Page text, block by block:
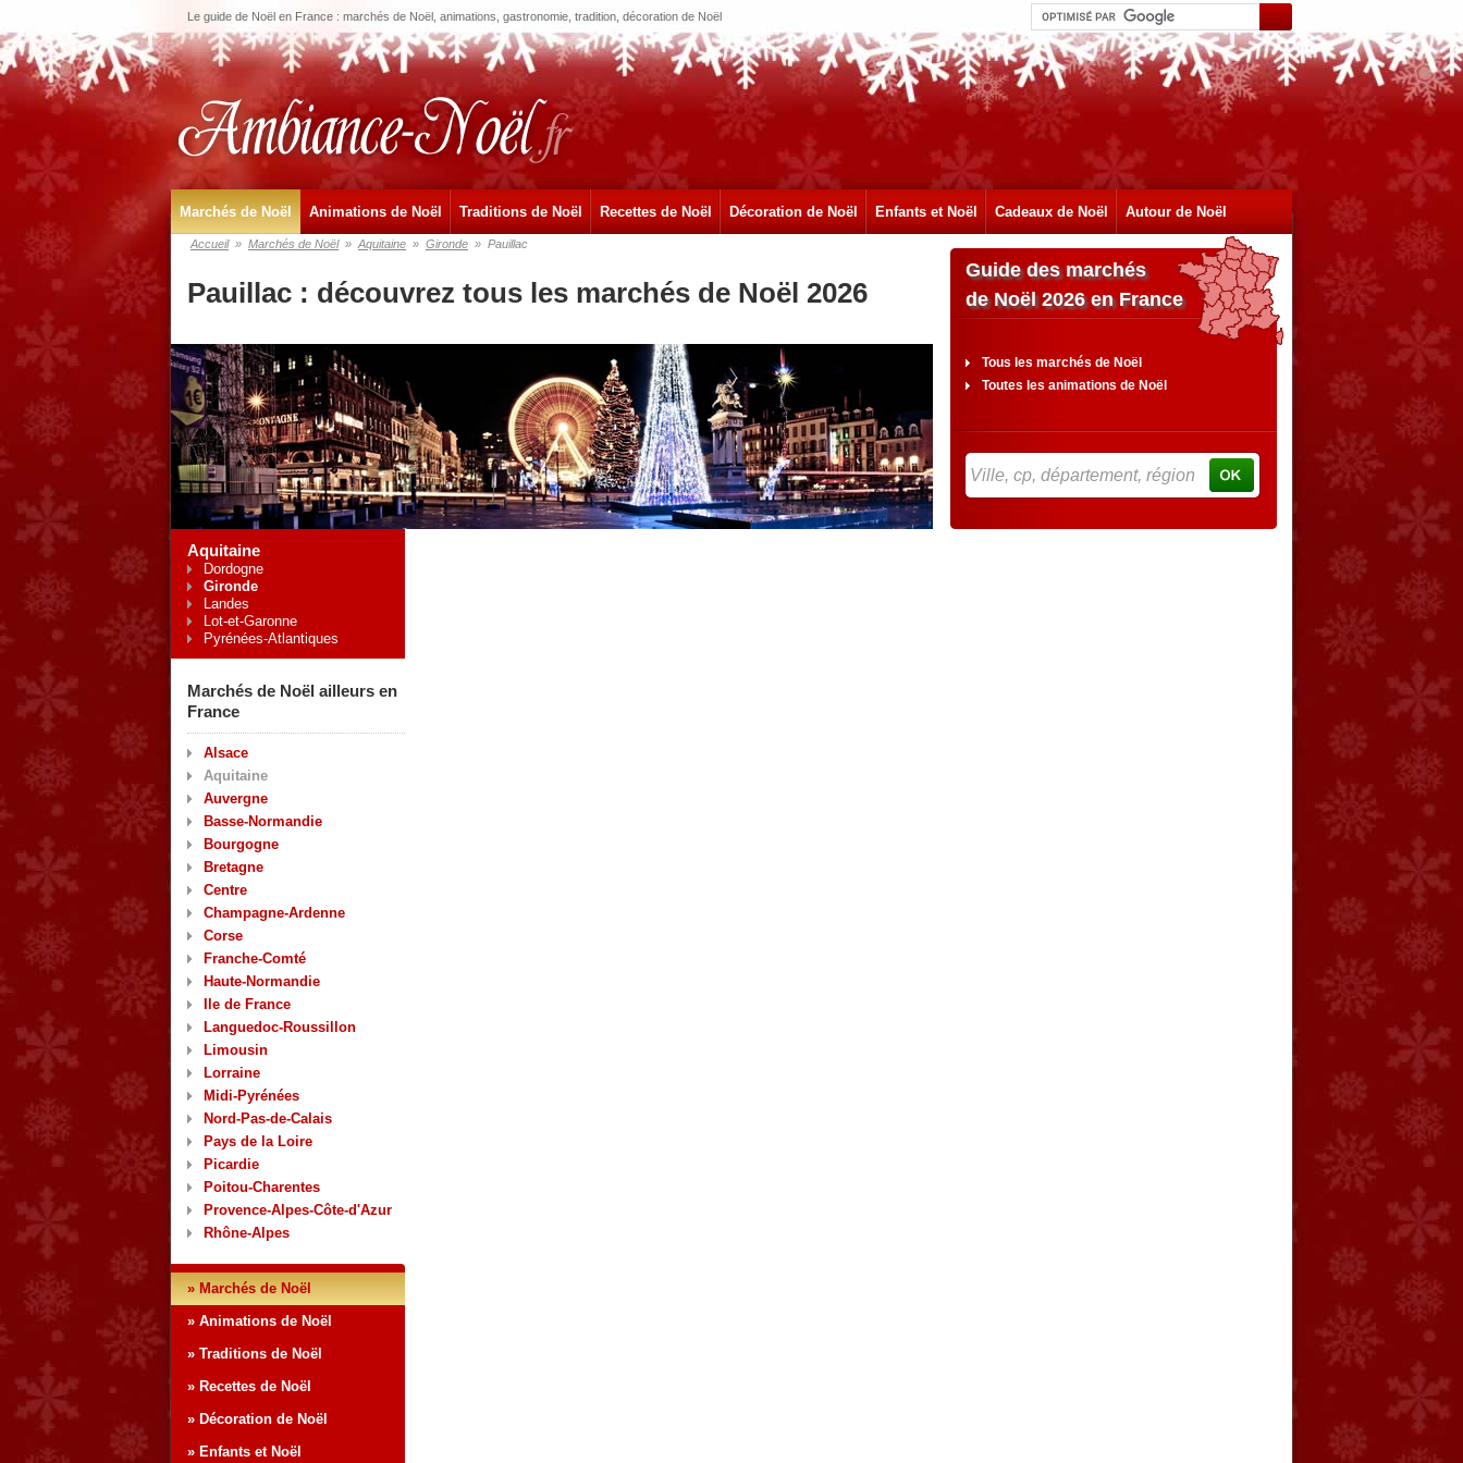
Le guide de Noël en France : marchés de Noël, animations, gastronomie, tradition, décoration de Noël
Marchés de Noël Animations de Noël Traditions de Noël Recettes de Noël Décoration de Noël Enfants et Noël Cadeaux de Noël Autour de Noël
Accueil » Marchés de Noël » Aquitaine » Gironde » Pauillac
Pauillac : découvrez tous les marchés de Noël 2026
Aquitaine
Dordogne
Gironde
Landes
Lot-et-Garonne
Pyrénées-Atlantiques
Marchés de Noël ailleurs en
France
Alsace
Aquitaine
Auvergne
Basse-Normandie
Bourgogne
Bretagne
Centre
Champagne-Ardenne
Corse
Franche-Comté
Haute-Normandie
Ile de France
Languedoc-Roussillon
Limousin
Lorraine
Midi-Pyrénées
Nord-Pas-de-Calais
Pays de la Loire
Picardie
Poitou-Charentes
Provence-Alpes-Côte-d'Azur
Rhône-Alpes
» Marchés de Noël
» Animations de Noël
» Traditions de Noël
» Recettes de Noël
» Décoration de Noël
» Enfants et Noël
Guide des marchés
de Noël 2026 en France
Tous les marchés de Noël
Toutes les animations de Noël